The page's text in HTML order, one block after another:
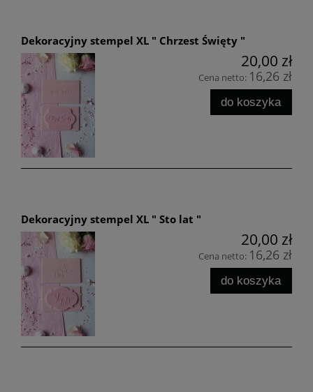
Dekoracyjny stempel XL " Chrzest Święty "
20,00 zł
Cena netto: 16,26 zł
do koszyka
Dekoracyjny stempel XL " Sto lat "
20,00 zł
Cena netto: 16,26 zł
do koszyka